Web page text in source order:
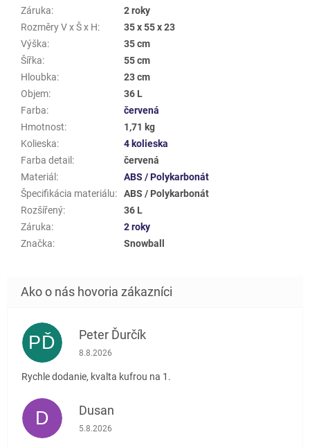
Záruka:
2 roky
Rozměry V x Š x H:
35 x 55 x 23
Výška:
35 cm
Šířka:
55 cm
Hloubka:
23 cm
Objem:
36 L
Farba:
červená
Hmotnost:
1,71 kg
Kolieska:
4 kolieska
Farba detail :
červená
Materiál :
ABS / Polykarbonát
Špecifikácia materiálu:
ABS / Polykarbonát
Rozšířený:
36 L
Záruka:
2 roky
Značka: Snowball
PĎ Peter Ďurčík
Hodnotenie obchodu je 5 z 5 hviezdičiek.
8.8.2026
Rychle dodanie, kvalta kufrou na 1.
D Dusan
Hodnotenie obchodu je 5 z 5 hviezdičiek.
5.8.2026